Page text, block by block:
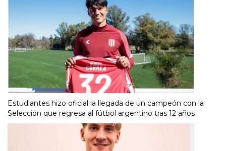
Estudiantes hizo oficial la llegada de un campeón con la
Selección que regresa al fútbol argentino tras 12 años